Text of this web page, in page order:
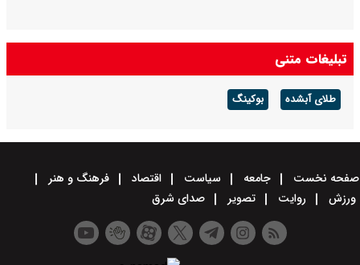
تبلیغات متنی
طلای آبشده بوکینگ
صفحه نخست جامعه سیاست اقتصاد
فرهنگ و هنر
ورزش
روایت تصویر صدای شرق